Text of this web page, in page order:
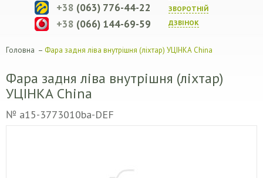
ЗВОРОТНIЙ
ДЗВIНОК
+38 (063) 776-44-22
+38 (066) 144-69-59
Головна – Фара задня ліва внутрішня (ліхтар) УЦІНКА China
Фара задня ліва внутрішня (ліхтар)
УЦІНКА China
№ a15-3773010ba-DEF